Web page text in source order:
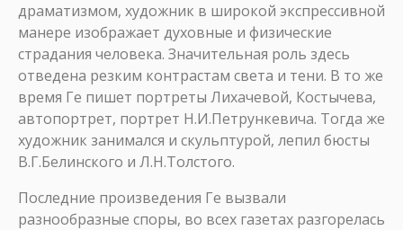
драматизмом, художник в широкой экспрессивной
манере изображает духовные и физические
страдания человека. Значительная роль здесь
отведена резким контрастам света и тени. В то же
время Ге пишет портреты Лихачевой, Костычева,
автопортрет, портрет Н.И.Петрункевича. Тогда же
художник занимался и скульптурой, лепил бюсты
В.Г.Белинского и Л.Н.Толстого.
Последние произведения Ге вызвали
разнообразные споры, во всех газетах разгорелась